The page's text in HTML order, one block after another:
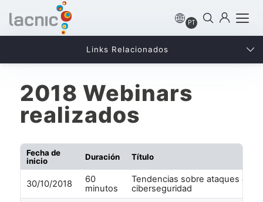
PT
2018 Webinars
realizados
Fecha de
inicio
Duración Título
30/10/2018
60
minutos
Tendencias sobre ataques de
ciberseguridad
Links Relacionados